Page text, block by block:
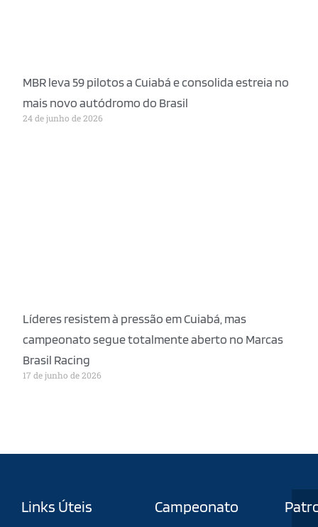
MBR leva 59 pilotos a Cuiabá e consolida estreia no
mais novo autódromo do Brasil
24 de junho de 2026
Líderes resistem à pressão em Cuiabá, mas
campeonato segue totalmente aberto no Marcas
Brasil Racing
17 de junho de 2026
Links Úteis Campeonato